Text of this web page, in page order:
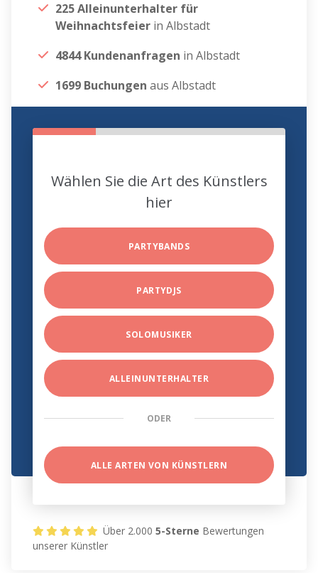
225 Alleinunterhalter für
Weihnachtsfeier in Albstadt
4844 Kundenanfragen in Albstadt
1699 Buchungen aus Albstadt
Wählen Sie die Art des Künstlers
hier
PARTYBANDS
PARTYDJS
SOLOMUSIKER
ALLEINUNTERHALTER
ODER
ALLE ARTEN VON KÜNSTLERN
Über 2.0005-Sterne Bewertungen
unserer Künstler